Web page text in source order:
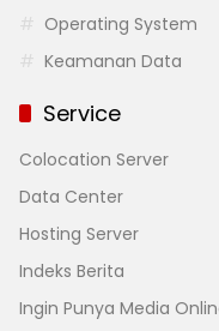
Operating System
Keamanan Data
Service
Colocation Server
Data Center
Hosting Server
Indeks Berita
Ingin Punya Media